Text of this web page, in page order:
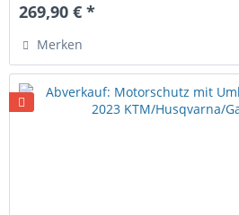
269,90 € *
Merken